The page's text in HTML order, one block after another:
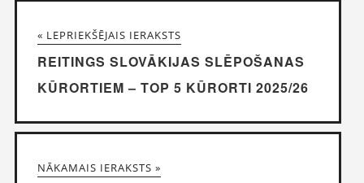
« LEPRIEKŠĒJAIS IERAKSTS
REITINGS SLOVĀKIJAS SLĒPOŠANAS
KŪRORTIEM – TOP 5 KŪRORTI 2025/26
NĀKAMAIS IERAKSTS »